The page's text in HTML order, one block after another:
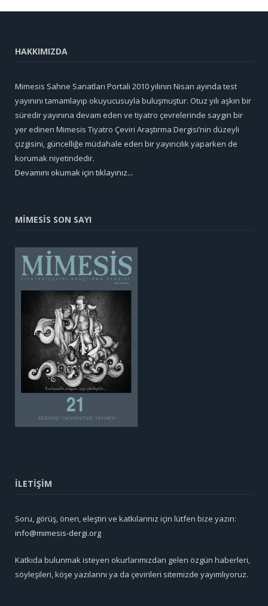
HAKKIMIZDA
Mimesis Sahne Sanatları Portali 2010 yılının Nisan ayında test
yayınını tamamlayıp okuyucusuyla buluşmuştur. Otuz yılı aşkın bir
süredir yayınına devam eden ve tiyatro çevrelerinde saygın bir
yer edinen Mimesis Tiyatro Çeviri Araştırma Dergisi’nin düzeyli
çizgisini, güncelliğe müdahale eden bir yayıncılık yaparken de
korumak niyetindedir.
Devamını okumak için tıklayınız...
MİMESİS SON SAYI
İLETİŞİM
Soru, görüş, öneri, eleştiri ve katkılarınız için lütfen bize yazın:
info@mimesis-dergi.org
Katkıda bulunmak isteyen okurlarımızdan gelen özgün haberleri,
söyleşileri, köşe yazılarını ya da çevirileri sitemizde yayımlıyoruz.